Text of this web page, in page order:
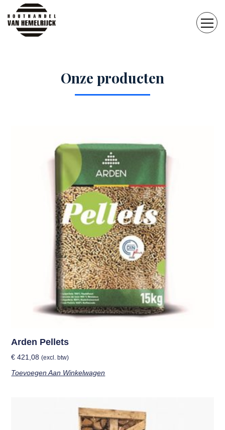
Onze producten
Arden Pellets
€ 421,08 (excl. btw)
Toevoegen Aan Winkelwagen